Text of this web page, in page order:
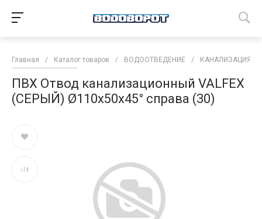
Главная / Каталог товаров / ВОДООТВЕДЕНИЕ / КАНАЛИЗАЦИЯ
ПВХ Отвод канализационный VALFEX
(СЕРЫЙ) Ø110х50х45° справа (30)